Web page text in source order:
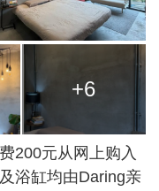
+6
200元从网上购入
浴缸均由Daring亲